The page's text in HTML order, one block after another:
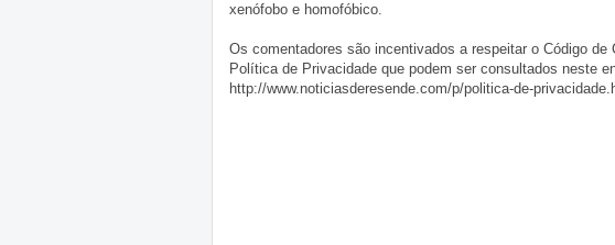
xenófobo e homofóbico.
Os comentadores são incentivados a respeitar o Código
Política de Privacidade que podem ser consultados neste
http://www.noticiasderesende.com/p/politica-de-